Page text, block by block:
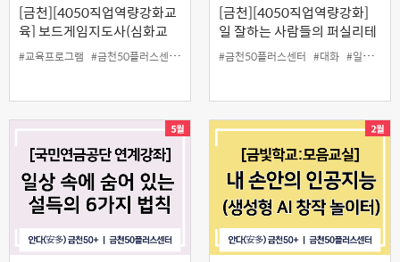
[금천][4050직업역량강화교
육] 보드게임지도사(심화교
육)
#교육프로그램 #금천50플러스센터 #보드게임지도사 #심화교육 #일활동
[금천][4050직업역량강화]
일 잘하는 사람들의 퍼실리테
이션 스킬(협업퍼실리테이터
2급 자격증 과정)
#금천50플러스센터 #대화 #일활동